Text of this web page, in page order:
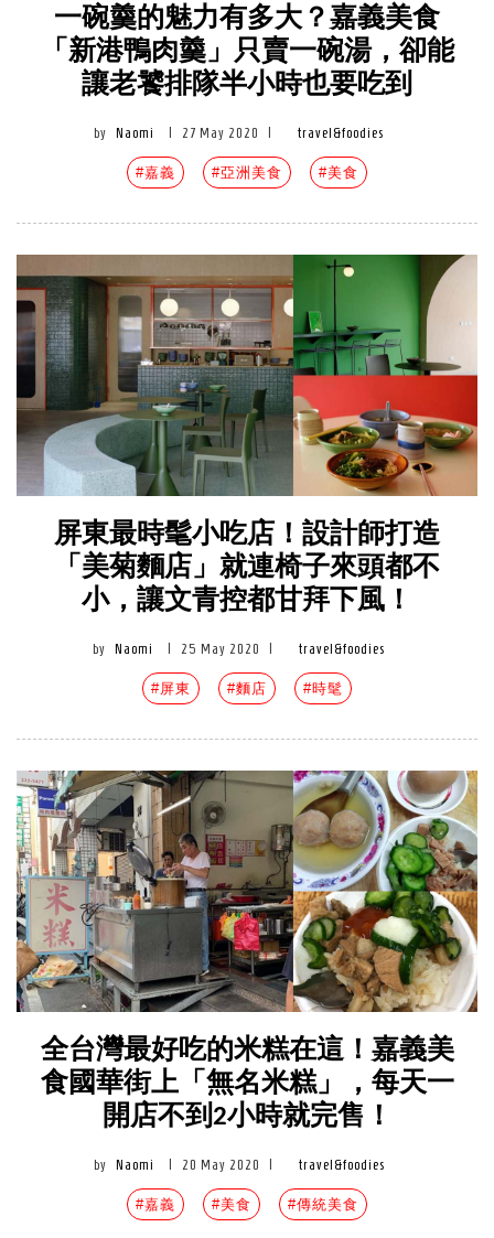
一碗羹的魅力有多大？嘉義美食
「新港鴨肉羹」只賣一碗湯，卻能
讓老饕排隊半小時也要吃到
by Naomi 27 May 2020 travel&foodies
#嘉義 #亞洲美食 #美食
屏東最時髦小吃店！設計師打造
「美菊麵店」就連椅子來頭都不
小，讓文青控都甘拜下風！
by Naomi 25 May 2020 travel&foodies
#屏東 #麵店 #時髦
全台灣最好吃的米糕在這！嘉義美
食國華街上「無名米糕」，每天一
開店不到2小時就完售！
by Naomi 20 May 2020 travel&foodies
#嘉義 #美食 #傳統美食